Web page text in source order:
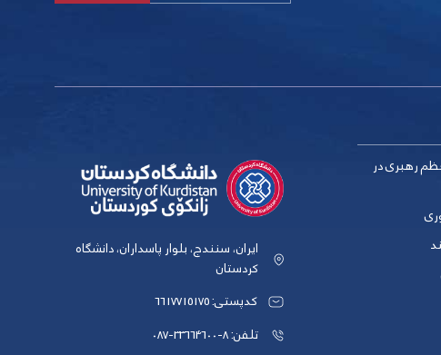
رهبری در
ایران، سنندج، بلوار پاسداران، دانشگاه
کردستان
کدپستی: 6617715175
تلفن: 8-33664600-087